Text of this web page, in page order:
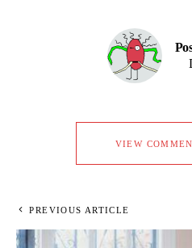
VIEW
PREVIOUS ARTICLE